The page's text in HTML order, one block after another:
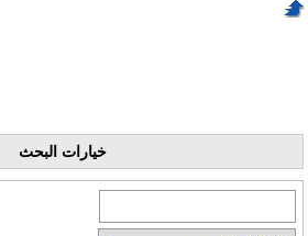
خيارات البحث